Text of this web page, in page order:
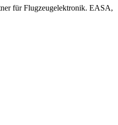
für Flugzeugelektronik. EASA,